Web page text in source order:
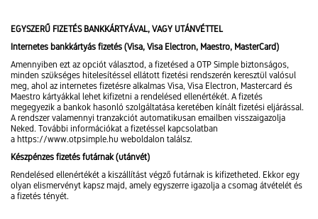
EGYSZERŰ FIZETÉS BANKKÁRTYÁVAL, VAGY UTÁNVÉTTEL
Internetes bankkártyás fizetés (Visa, Visa Electron, Maestro, MasterCard)
Amennyiben ezt az opciót választod, a fizetésed a OTP Simple biztonságos,
minden szükséges hitelesítéssel ellátott fizetési rendszerén keresztül valósul
meg, ahol az internetes fizetésre alkalmas Visa, Visa Electron, Mastercard és
Maestro kártyákkal lehet kifizetni a rendelésed ellenértékét. A fizetés
megegyezik a bankok hasonló szolgáltatása keretében kínált fizetési eljárással.
A rendszer valamennyi tranzakciót automatikusan emailben visszaigazolja
Neked. További információkat a fizetéssel kapcsolatban
a https://www.otpsimple.hu weboldalon találsz.
Készpénzes fizetés futárnak (utánvét)
Rendelésed ellenértékét a kiszállítást végző futárnak is kifizetheted. Ekkor egy
olyan elismervényt kapsz majd, amely egyszerre igazolja a csomag átvételét és
a fizetés tényét.